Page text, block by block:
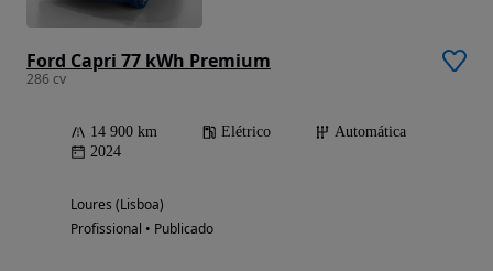
Ford Capri 77 kWh Premium
286 cv
14 900 km Elétrico
Automática
2024
Loures (Lisboa)
Profissional • Publicado